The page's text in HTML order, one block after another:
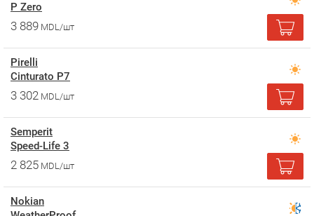
P Zero
3 889 MDL/шт
Pirelli
Cinturato P7
3 302 MDL/шт
Semperit
Speed-Life 3
2 825 MDL/шт
Nokian